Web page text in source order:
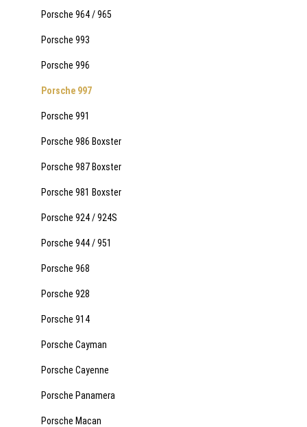
Porsche 964 / 965
Porsche 993
Porsche 996
Porsche 997
Porsche 991
Porsche 986 Boxster
Porsche 987 Boxster
Porsche 981 Boxster
Porsche 924 / 924S
Porsche 944 / 951
Porsche 968
Porsche 928
Porsche 914
Porsche Cayman
Porsche Cayenne
Porsche Panamera
Porsche Macan